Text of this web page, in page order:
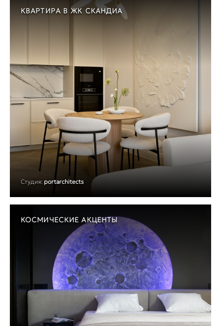
КВАРТИРА В ЖК СКАНДИА
Студия: portarchitects
КОСМИЧЕСКИЕ АКЦЕНТЫ